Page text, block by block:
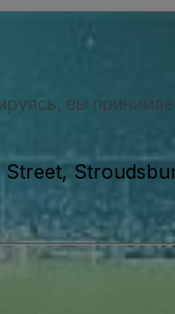
вы
Street,